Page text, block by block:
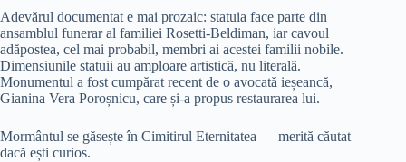
Adevărul documentat e mai prozaic: statuia face parte din
ansamblul funerar al familiei Rosetti-Beldiman, iar cavoul
adăpostea, cel mai probabil, membri ai acestei familii nobile.
Dimensiunile statuii au amploare artistică, nu literală.
Monumentul a fost cumpărat recent de o avocată ieșeancă,
Gianina Vera Poroșnicu, care și-a propus restaurarea lui.
Mormântul se găsește în Cimitirul Eternitatea — merită căutat
dacă ești curios.